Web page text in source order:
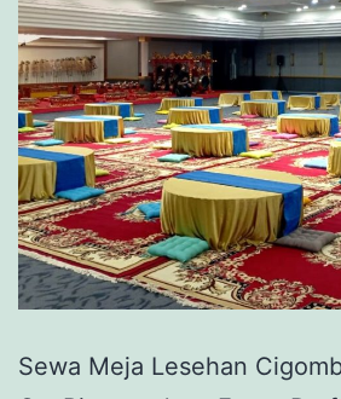
Sewa Meja Lesehan